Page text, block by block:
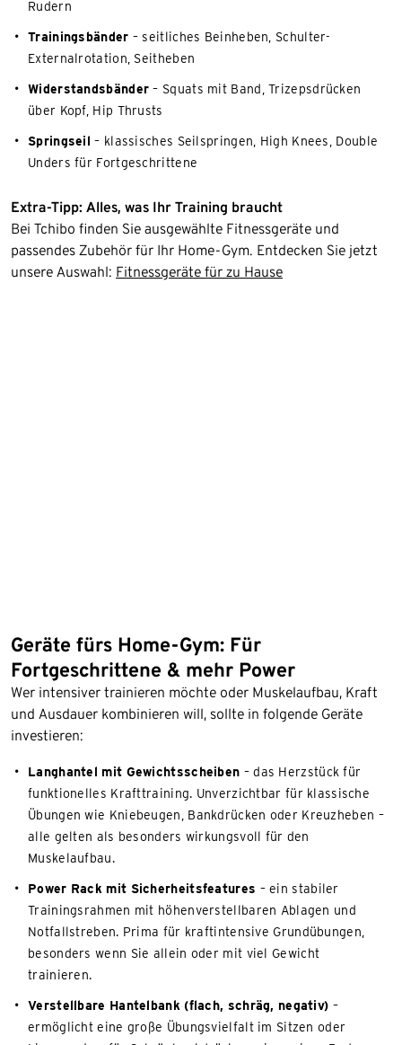
Rudern
Trainingsbänder – seitliches Beinheben, Schulter-
Externalrotation, Seitheben
Widerstandsbänder– Squats mit Band, Trizepsdrücken
über Kopf, Hip Thrusts
Springseil– klassisches Seilspringen, High Knees, Double
Unders für Fortgeschrittene
Extra-Tipp: Alles, was Ihr Training braucht
Bei Tchibo finden Sie ausgewählte Fitnessgeräte und
passendes Zubehör für Ihr Home-Gym. Entdecken Sie jetzt
unsere Auswahl: Fitnessgeräte für zu Hause
Geräte fürs Home-Gym: Für
Fortgeschrittene & mehr Power
Wer intensiver trainieren möchte oder Muskelaufbau, Kraft
und Ausdauer kombinieren will, sollte in folgende Geräte
investieren:
Langhantel mit Gewichtsscheiben – das Herzstück für
funktionelles Krafttraining. Unverzichtbar für klassische
Übungen wie Kniebeugen, Bankdrücken oder Kreuzheben –
alle gelten als besonders wirkungsvoll für den
Muskelaufbau.
Power Rack mit Sicherheitsfeatures – ein stabiler
Trainingsrahmen mit höhenverstellbaren Ablagen und
Notfallstreben. Prima für kraftintensive Grundübungen,
besonders wenn Sie allein oder mit viel Gewicht
trainieren.
Verstellbare Hantelbank (flach, schräg, negativ) –
ermöglicht eine große Übungsvielfalt im Sitzen oder